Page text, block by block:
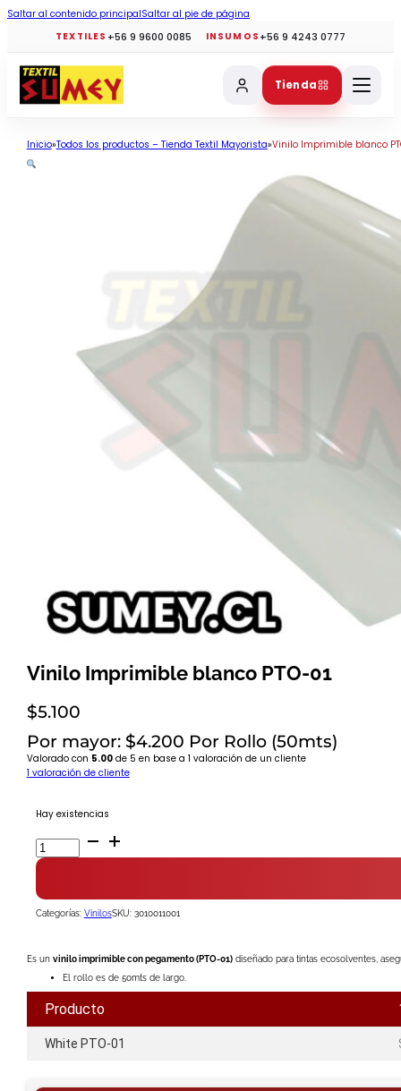
Saltar al contenido principalSaltar al pie de página
TEXTILES +56 9 9600 0085 INSUMOS +56 9 4243 0777
Tienda
Inicio Todos los productos – Tienda Textil Mayorista Vinilo Imprimible blanco
Vinilo Imprimible blanco PTO-01
$5.100
Por mayor: $4.200 Por Rollo (50mts)
Valorado con 5.00de 5 en base a 1 valoración de un cliente
1 valoración de cliente
Hay existencias
Vinilo
Imprimible
blanco
01
cantidad
Categorías: VinilosSKU: 3010011001
Es un vinilo imprimible con pegamento (PTO-01)diseñado para tintas ecosolventes,
El rollo es de 50mts de largo.
Producto
White PTO-01